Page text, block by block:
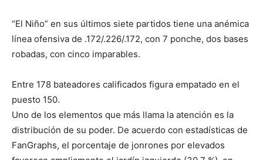
“El Niño” en sus últimos siete partidos tiene una anémica
línea ofensiva de .172/.226/.172, con 7 ponche, dos bases
robadas, con cinco imparables.
Entre 178 bateadores calificados figura empatado en el
puesto 150.
Uno de los elementos que más llama la atención es la
distribución de su poder. De acuerdo con estadísticas de
FanGraphs, el porcentaje de jonrones por elevados